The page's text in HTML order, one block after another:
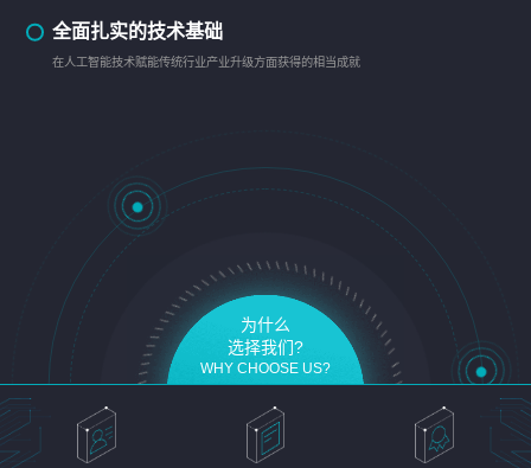
全面扎实的技术基础
在人工智能技术赋能传统行业产业升级方面获得的相当成就
为什么
选择我们?
WHY CHOOSE US?